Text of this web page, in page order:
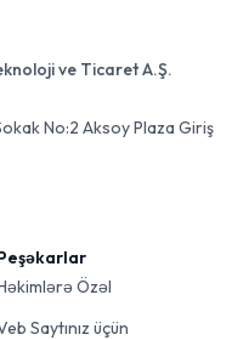
ve Ticaret A.Ş.
No:2 Aksoy Plaza Giriş
Özəl
Saytınız üçün